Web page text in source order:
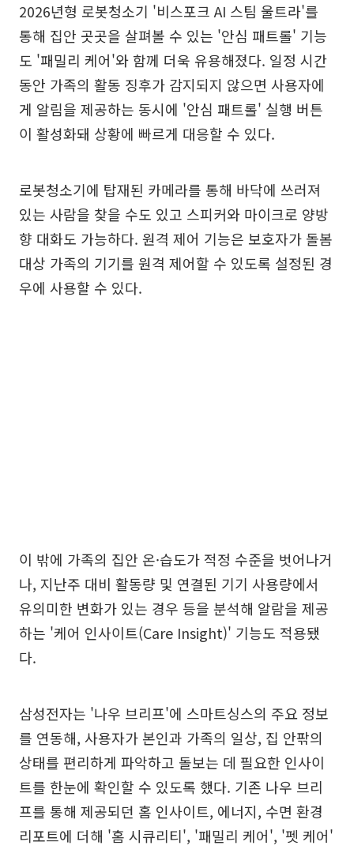
2026년형 로봇청소기 '비스포크 AI 스팀 울트라'를
통해 집안 곳곳을 살펴볼 수 있는 '안심 패트롤' 기능
도 '패밀리 케어'와 함께 더욱 유용해졌다. 일정 시간
동안 가족의 활동 징후가 감지되지 않으면 사용자에
게 알림을 제공하는 동시에 '안심 패트롤' 실행 버튼
이 활성화돼 상황에 빠르게 대응할 수 있다.
로봇청소기에 탑재된 카메라를 통해 바닥에 쓰러져
있는 사람을 찾을 수도 있고 스피커와 마이크로 양방
향 대화도 가능하다. 원격 제어 기능은 보호자가 돌봄
대상 가족의 기기를 원격 제어할 수 있도록 설정된 경
우에 사용할 수 있다.
이 밖에 가족의 집안 온·습도가 적정 수준을 벗어나거
나, 지난주 대비 활동량 및 연결된 기기 사용량에서
유의미한 변화가 있는 경우 등을 분석해 알람을 제공
하는 '케어 인사이트(Care Insight)' 기능도 적용됐
다.
삼성전자는 '나우 브리프'에 스마트싱스의 주요 정보
를 연동해, 사용자가 본인과 가족의 일상, 집 안팎의
상태를 편리하게 파악하고 돌보는 데 필요한 인사이
트를 한눈에 확인할 수 있도록 했다. 기존 나우 브리
프를 통해 제공되던 홈 인사이트, 에너지, 수면 환경
리포트에 더해 '홈 시큐리티', '패밀리 케어', '펫 케어'